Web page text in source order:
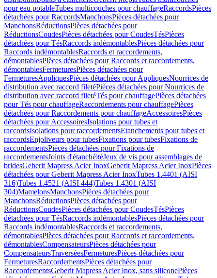
pour eau potableTubes multicouches pour chauffageRaccordsPièces
détachées pour RaccordsManchonsPièces détachées pour
ManchonsRéductionsPièces détachées pour
RéductionsCoudesPièces détachées pour CoudesTésPièces
détachées pour TésRaccords indémontablesPièces détachées pour
Raccords indémontablesRaccords et raccordements,
démontablesPièces détachées pour Raccords et raccordements,
démontablesFermeturesPièces détachées pour
FermeturesAppliquesPièces détachées pour AppliquesNourrices de
distribution avec raccord filetéPièces détachées pour Nourrices de
distribution avec raccord filetéTés pour chauffagePièces détachées
pour Tés pour chauffageRaccordements pour chauffagePièces
détachées pour Raccordements pour chauffageAccessoiresPièces
détachées pour AccessoiresIsolations pour tubes et
raccordsIsolations pour raccordementsEtanchements pour tubes et
raccordsEnjoliveurs pour tubesFixations pour tubesFixations de
raccordementsPièces détachées pour Fixations de
raccordementsJoints d'étanchéitéJeux de vis pour assemblages de
bridesGeberit Mapress Acier InoxGeberit Mapress Acier InoxPièces
détachées pour Geberit Mapress Acier InoxTubes 1.4401 (AISI
316)Tubes 1.4521 (AISI 444)Tubes 1.4301 (AISI
304)MamelonsManchonsPièces détachées pour
ManchonsRéductionsPièces détachées pour
RéductionsCoudesPièces détachées pour CoudesTésPièces
détachées pour TésRaccords indémontablesPièces détachées pour
Raccords indémontablesRaccords et raccordements,
démontablesPièces détachées pour Raccords et raccordements,
démontablesCompensateursPièces détachées pour
CompensateursTraverséesFermeturesPièces détachées pour
FermeturesRaccordementsPièces détachées pour
RaccordementsGeberit Mapress Acier Inox, sans siliconePièces